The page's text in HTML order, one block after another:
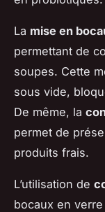
La mise en
permettant de
soupes. Cette
sous vide,
De même, la
permet de
produits frais.
L’utilisation de
bocaux en